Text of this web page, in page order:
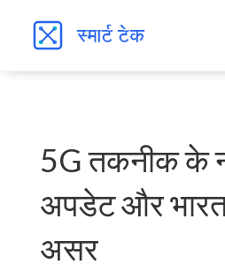
5G तकनीक के
अपडेट और
असर